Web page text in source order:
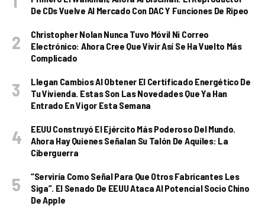
De CDs Vuelve Al Mercado Con DAC Y Funciones De Ripeo
Christopher Nolan Nunca Tuvo Móvil Ni Correo
Electrónico: Ahora Cree Que Vivir Así Se Ha Vuelto Más
Complicado
Llegan Cambios Al Obtener El Certificado Energético De
Tu Vivienda. Estas Son Las Novedades Que Ya Han
Entrado En Vigor Esta Semana
EEUU Construyó El Ejército Más Poderoso Del Mundo.
Ahora Hay Quienes Señalan Su Talón De Aquiles: La
Ciberguerra
“Serviría Como Señal Para Que Otros Fabricantes Les
Siga”. El Senado De EEUU Ataca Al Potencial Socio Chino
De Apple